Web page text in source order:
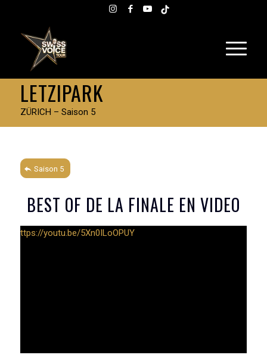
LETZIPARK
ZÜRICH – Saison 5
Saison 5
BEST OF DE LA FINALE EN VIDEO
ttps://youtu.be/5Xn0ILoOPUY